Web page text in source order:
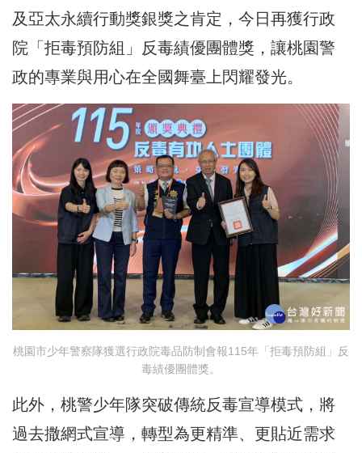
及亞太永續行動獎銀獎之肯定，今日再獲行政
院「拒毒預防組」反毒績優團體獎，讓桃園警
政的專業與用心在全國舞臺上閃耀發光。
桃園市少年警察隊獲選行政院毒品防制會報115年「拒毒預防組」反
毒績優團體獎。
此外，桃警少年隊突破傳統反毒宣導模式，將
過去撒網式宣導，轉型為更精準、更貼近需求